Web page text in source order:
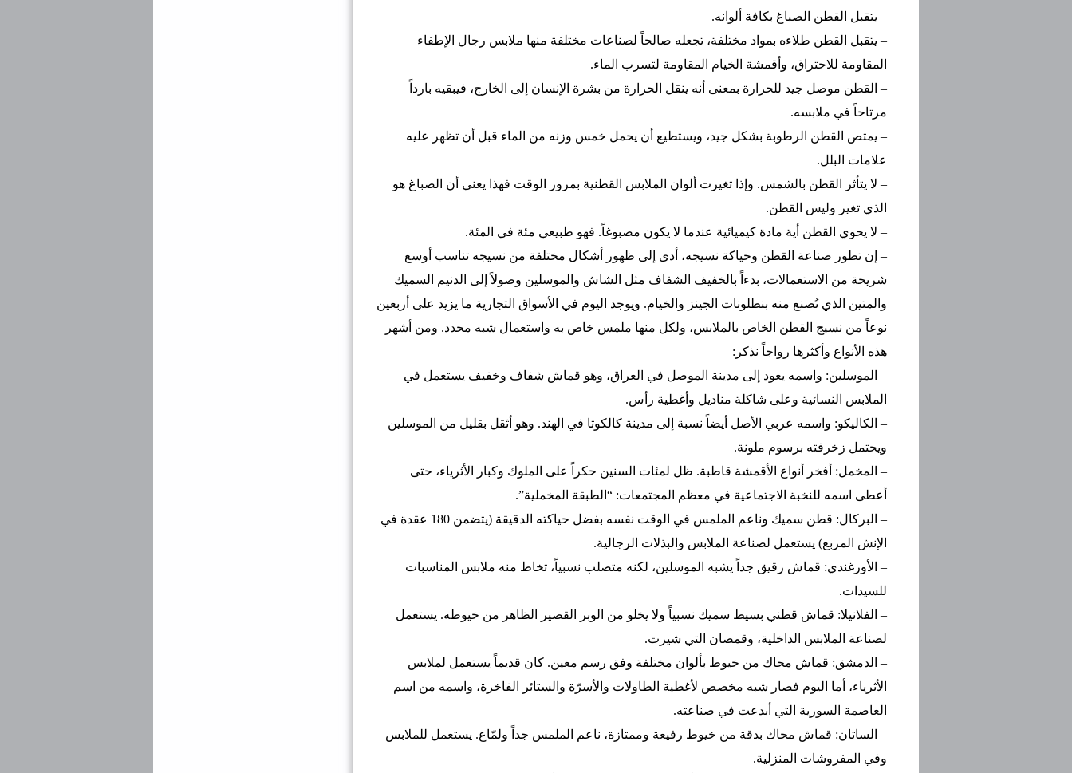
– يتقبل القطن الصباغ بكافة ألوانه.
– يتقبل القطن طلاءه بمواد مختلفة، تجعله صالحاً لصناعات مختلفة منها ملابس رجال الإطفاء
المقاومة للاحتراق، وأقمشة الخيام المقاومة لتسرب الماء.
– القطن موصل جيد للحرارة بمعنى أنه ينقل الحرارة من بشرة الإنسان إلى الخارج، فيبقيه بارداً
مرتاحاً في ملابسه.
– يمتص القطن الرطوبة بشكل جيد، ويستطيع أن يحمل خمس وزنه من الماء قبل أن تظهر عليه
علامات البلل.
– لا يتأثر القطن بالشمس. وإذا تغيرت ألوان الملابس القطنية بمرور الوقت فهذا يعني أن الصباغ هو
الذي تغير وليس القطن.
– لا يحوي القطن أية مادة كيميائية عندما لا يكون مصبوغاً. فهو طبيعي مئة في المئة.
– إن تطور صناعة القطن وحياكة نسيجه، أدى إلى ظهور أشكال مختلفة من نسيجه تناسب أوسع
شريحة من الاستعمالات، بدءاً بالخفيف الشفاف مثل الشاش والموسلين وصولاً إلى الدنيم السميك
والمتين الذي تُصنع منه بنطلونات الجينز والخيام. ويوجد اليوم في الأسواق التجارية ما يزيد على أربعين
نوعاً من نسيج القطن الخاص بالملابس، ولكل منها ملمس خاص به واستعمال شبه محدد. ومن أشهر
هذه الأنواع وأكثرها رواجاً نذكر:
– الموسلين: واسمه يعود إلى مدينة الموصل في العراق، وهو قماش شفاف وخفيف يستعمل في
الملابس النسائية وعلى شاكلة مناديل وأغطية رأس.
– الكاليكو: واسمه عربي الأصل أيضاً نسبة إلى مدينة كالكوتا في الهند. وهو أثقل بقليل من الموسلين
ويحتمل زخرفته برسوم ملونة.
– المخمل: أفخر أنواع الأقمشة قاطبة. ظل لمئات السنين حكراً على الملوك وكبار الأثرياء، حتى
أعطى اسمه للنخبة الاجتماعية في معظم المجتمعات: “الطبقة المخملية”.
– البركال: قطن سميك وناعم الملمس في الوقت نفسه بفضل حياكته الدقيقة (يتضمن 180 عقدة في
الإنش المربع) يستعمل لصناعة الملابس والبذلات الرجالية.
– الأورغندي: قماش رقيق جداً يشبه الموسلين، لكنه متصلب نسبياً، تخاط منه ملابس المناسبات
للسيدات.
– الفلانيلا: قماش قطني بسيط سميك نسبياً ولا يخلو من الوبر القصير الظاهر من خيوطه. يستعمل
لصناعة الملابس الداخلية، وقمصان التي شيرت.
– الدمشق: قماش محاك من خيوط بألوان مختلفة وفق رسم معين. كان قديماً يستعمل لملابس
الأثرياء، أما اليوم فصار شبه مخصص لأغطية الطاولات والأسرّة والستائر الفاخرة، واسمه من اسم
العاصمة السورية التي أبدعت في صناعته.
– الساتان: قماش محاك بدقة من خيوط رفيعة وممتازة، ناعم الملمس جداً ولمّاع. يستعمل للملابس
وفي المفروشات المنزلية.